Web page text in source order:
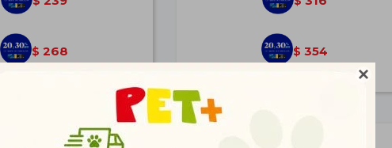

$ 268 $ 354